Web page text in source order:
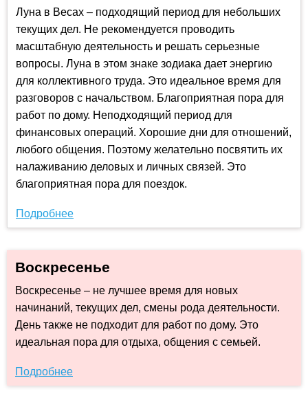
Луна в Весах – подходящий период для небольших
текущих дел. Не рекомендуется проводить
масштабную деятельность и решать серьезные
вопросы. Луна в этом знаке зодиака дает энергию
для коллективного труда. Это идеальное время для
разговоров с начальством. Благоприятная пора для
работ по дому. Неподходящий период для
финансовых операций. Хорошие дни для отношений,
любого общения. Поэтому желательно посвятить их
налаживанию деловых и личных связей. Это
благоприятная пора для поездок.
Подробнее
Воскресенье
Воскресенье – не лучшее время для новых
начинаний, текущих дел, смены рода деятельности.
День также не подходит для работ по дому. Это
идеальная пора для отдыха, общения с семьей.
Подробнее